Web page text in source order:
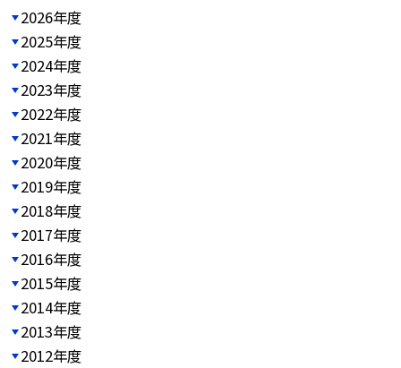
2026年度
2025年度
2024年度
2023年度
2022年度
2021年度
2020年度
2019年度
2018年度
2017年度
2016年度
2015年度
2014年度
2013年度
2012年度